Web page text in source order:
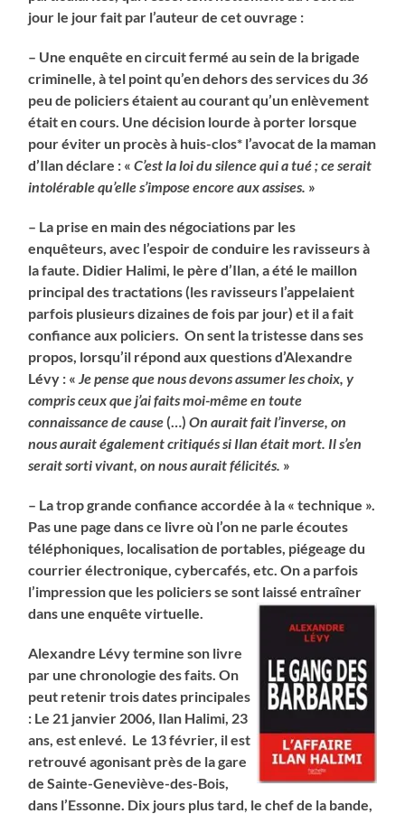
jour le jour fait par l’auteur de cet ouvrage :
– Une enquête en circuit fermé au sein de la brigade
criminelle, à tel point qu’en dehors des services du36
peu de policiers étaient au courant qu’un enlèvement
était en cours. Une décision lourde à porter lorsque
pour éviter un procès à huis-clos* l’avocat de la maman
d’Ilan déclare : «C’est la loi du silence qui a tué ; ce serait
intolérable qu’elle s’impose encore aux assises. »
– La prise en main des négociations par les
enquêteurs, avec l’espoir de conduire les ravisseurs à
la faute. Didier Halimi, le père d’Ilan, a été le maillon
principal des tractations (les ravisseurs l’appelaient
parfois plusieurs dizaines de fois par jour) et il a fait
confiance aux policiers. On sent la tristesse dans ses
propos, lorsqu’il répond aux questions d’Alexandre
Lévy : « Je pense que nous devons assumer les choix, y
compris ceux que j’ai faits moi-même en toute
connaissance de cause(…)On aurait fait l’inverse, on
nous aurait également critiqués si Ilan était mort. Il s’en
serait sorti vivant, on nous aurait félicités. »
– La trop grande confiance accordée à la « technique ».
Pas une page dans ce livre où l’on ne parle écoutes
téléphoniques, localisation de portables, piégeage du
courrier électronique, cybercafés, etc. On a parfois
l’impression que les policiers se sont laissé entraîner
dans une enquête virtuelle.
Alexandre Lévy termine son livre
par une chronologie des faits. On
peut retenir trois dates principales
: Le 21 janvier 2006, Ilan Halimi, 23
ans, est enlevé. Le 13 février, il est
retrouvé agonisant près de la gare
de Sainte-Geneviève-des-Bois,
dans l’Essonne. Dix jours plus tard, le chef de la bande,